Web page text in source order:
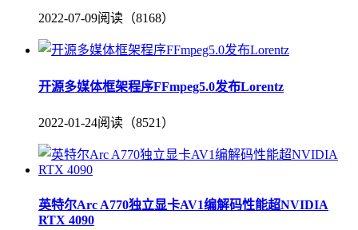
2022-07-09阅读（8168）
开源多媒体框架程序FFmpeg5.0发布Lorentz
2022-01-24阅读（8521）
英特尔Arc A770独立显卡AV1编解码性能超NVIDIA
RTX 4090